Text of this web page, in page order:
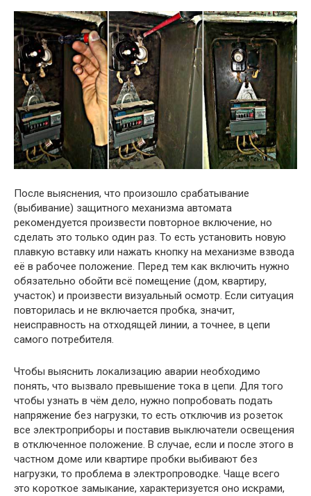
После выяснения, что произошло срабатывание
(выбивание) защитного механизма автомата
рекомендуется произвести повторное включение, но
сделать это только один раз. То есть установить новую
плавкую вставку или нажать кнопку на механизме взвода
её в рабочее положение. Перед тем как включить нужно
обязательно обойти всё помещение (дом, квартиру,
участок) и произвести визуальный осмотр. Если ситуация
повторилась и не включается пробка, значит,
неисправность на отходящей линии, а точнее, в цепи
самого потребителя.
Чтобы выяснить локализацию аварии необходимо
понять, что вызвало превышение тока в цепи. Для того
чтобы узнать в чём дело, нужно попробовать подать
напряжение без нагрузки, то есть отключив из розеток
все электроприборы и поставив выключатели освещения
в отключенное положение. В случае, если и после этого в
частном доме или квартире пробки выбивают без
нагрузки, то проблема в электропроводке. Чаще всего
это короткое замыкание, характеризуется оно искрами,